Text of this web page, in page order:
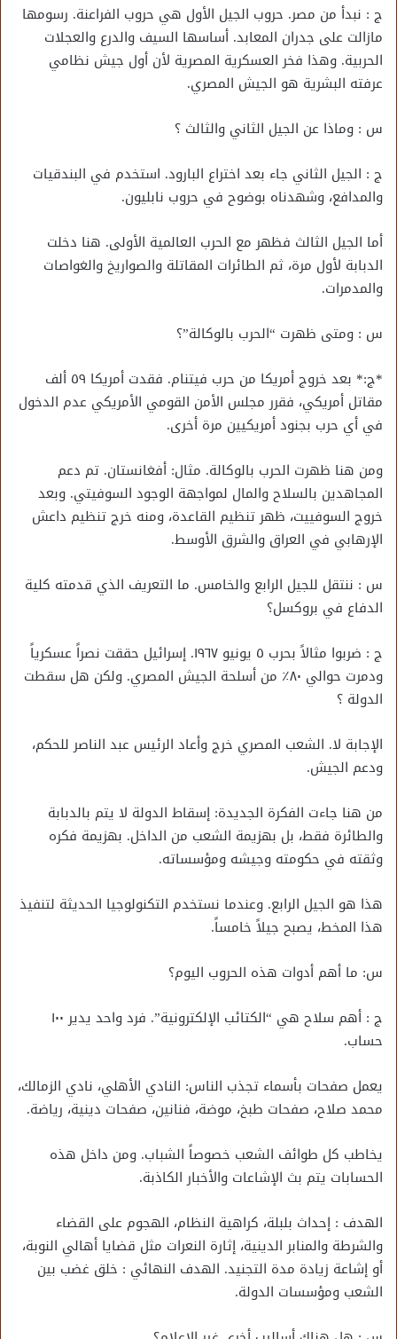
ج : نبدأ من مصر. حروب الجيل الأول هي حروب الفراعنة. رسومها
مازالت على جدران المعابد. أساسها السيف والدرع والعجلات
الحربية. وهذا فخر العسكرية المصرية لأن أول جيش نظامي
عرفته البشرية هو الجيش المصري.
س : وماذا عن الجيل الثاني والثالث ؟
ج : الجيل الثاني جاء بعد اختراع البارود. استخدم في البندقيات
والمدافع، وشهدناه بوضوح في حروب نابليون.
أما الجيل الثالث فظهر مع الحرب العالمية الأولى. هنا دخلت
الدبابة لأول مرة، ثم الطائرات المقاتلة والصواريخ والغواصات
والمدمرات.
س : ومتى ظهرت “الحرب بالوكالة”؟
*ج:* بعد خروج أمريكا من حرب فيتنام. فقدت أمريكا ٥٩ ألف
مقاتل أمريكي، فقرر مجلس الأمن القومي الأمريكي عدم الدخول
في أي حرب بجنود أمريكيين مرة أخرى.
ومن هنا ظهرت الحرب بالوكالة. مثال: أفغانستان. تم دعم
المجاهدين بالسلاح والمال لمواجهة الوجود السوفيتي. وبعد
خروج السوفييت، ظهر تنظيم القاعدة، ومنه خرج تنظيم داعش
الإرهابي في العراق والشرق الأوسط.
س : ننتقل للجيل الرابع والخامس. ما التعريف الذي قدمته كلية
الدفاع في بروكسل؟
ج : ضربوا مثالاً بحرب ٥ يونيو ١٩٦٧. إسرائيل حققت نصراً عسكرياً
ودمرت حوالي ٨٠٪ من أسلحة الجيش المصري. ولكن هل سقطت
الدولة ؟
الإجابة لا. الشعب المصري خرج وأعاد الرئيس عبد الناصر للحكم،
ودعم الجيش.
من هنا جاءت الفكرة الجديدة: إسقاط الدولة لا يتم بالدبابة
والطائرة فقط، بل بهزيمة الشعب من الداخل. بهزيمة فكره
وثقته في حكومته وجيشه ومؤسساته.
هذا هو الجيل الرابع. وعندما نستخدم التكنولوجيا الحديثة لتنفيذ
هذا المخط، يصبح جيلاً خامساً.
س: ما أهم أدوات هذه الحروب اليوم؟
ج : أهم سلاح هي “الكتائب الإلكترونية”. فرد واحد يدير ١٠٠
حساب.
يعمل صفحات بأسماء تجذب الناس: النادي الأهلي، نادي الزمالك،
محمد صلاح، صفحات طبخ، موضة، فنانين، صفحات دينية، رياضة.
يخاطب كل طوائف الشعب خصوصاً الشباب. ومن داخل هذه
الحسابات يتم بث الإشاعات والأخبار الكاذبة.
الهدف : إحداث بلبلة، كراهية النظام، الهجوم على القضاء
والشرطة والمنابر الدينية، إثارة النعرات مثل قضايا أهالي النوبة،
أو إشاعة زيادة مدة التجنيد. الهدف النهائي : خلق غضب بين
الشعب ومؤسسات الدولة.